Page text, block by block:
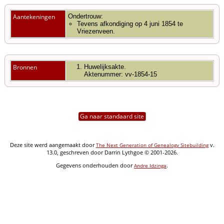
Aantekeningen
Ondertrouw:
Tevens afkondiging op 4 juni 1854 te
Vriezenveen.
Bronnen
Huwelijksakte.
Aktenummer: vv-1854-15
Ga naar standaard site
Deze site werd aangemaakt doorThe Next Generation of Genealogy Sitebuildingv.
13.0, geschreven door Darrin Lythgoe © 2001-2026.
Gegevens onderhouden doorAndre Idzinga.